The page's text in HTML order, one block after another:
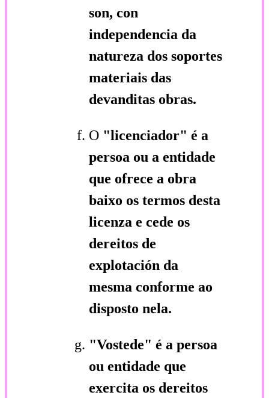
son, con
independencia da
natureza dos soportes
materiais das
devanditas obras.
O "licenciador" é a
persoa ou a entidade
que ofrece a obra
baixo os termos desta
licenza e cede os
dereitos de
explotación da
mesma conforme ao
disposto nela.
"Vostede" é a persoa
ou entidade que
exercita os dereitos